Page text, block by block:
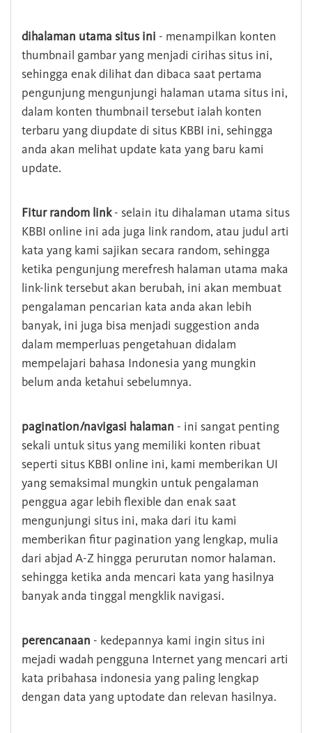
dihalaman utama situs ini - menampilkan konten
thumbnail gambar yang menjadi cirihas situs ini,
sehingga enak dilihat dan dibaca saat pertama
pengunjung mengunjungi halaman utama situs ini,
dalam konten thumbnail tersebut ialah konten
terbaru yang diupdate di situs KBBI ini, sehingga
anda akan melihat update kata yang baru kami
update.
Fitur random link- selain itu dihalaman utama situs
KBBI online ini ada juga link random, atau judul arti
kata yang kami sajikan secara random, sehingga
ketika pengunjung merefresh halaman utama maka
link-link tersebut akan berubah, ini akan membuat
pengalaman pencarian kata anda akan lebih
banyak, ini juga bisa menjadi suggestion anda
dalam memperluas pengetahuan didalam
mempelajari bahasa Indonesia yang mungkin
belum anda ketahui sebelumnya.
pagination/navigasi halaman - ini sangat penting
sekali untuk situs yang memiliki konten ribuat
seperti situs KBBI online ini, kami memberikan UI
yang semaksimal mungkin untuk pengalaman
penggua agar lebih flexible dan enak saat
mengunjungi situs ini, maka dari itu kami
memberikan fitur pagination yang lengkap, mulia
dari abjad A-Z hingga perurutan nomor halaman.
sehingga ketika anda mencari kata yang hasilnya
banyak anda tinggal mengklik navigasi.
perencanaan - kedepannya kami ingin situs ini
mejadi wadah pengguna Internet yang mencari arti
kata pribahasa indonesia yang paling lengkap
dengan data yang uptodate dan relevan hasilnya.